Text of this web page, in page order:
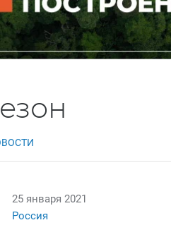
25 января 2021
Россия